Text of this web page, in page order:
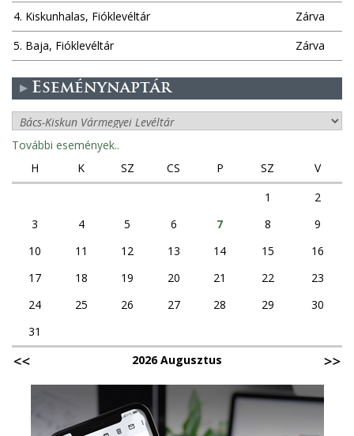
4. Kiskunhalas, Fióklevéltár
Zárva
5. Baja, Fióklevéltár
Zárva
Eseménynaptár
További események..
H
K SZ CS P SZ
V
1
2
3
4 5 6 7 8
9
10
11 12 13 14 15
16
17
18 19 20 21 22
23
24
25 26 27 28 29
30
31
2026 Augusztus